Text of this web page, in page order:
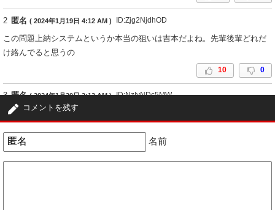
2 匿名 ( 2024年1月19日 4:12 AM ) ID:Zjg2NjdhOD
この問題上納システムというか本当の狙いは吉本だよね。先輩後輩どれだ
け絡んでると思うの
10 0
3 匿名 ( 2024年1月20日 2:13 AM ) ID:NzIyNDc5MW
ただ、後輩芸人が先輩芸人のために合コンなどをセッティングし、参加者
さんを含めてこれまでに多くの芸人がテレビ番組などで明かしていること
で、岩橋良昌さんの投稿内容に対してそこまで驚きもなく、独身芸人が女
コメントを残す
名前